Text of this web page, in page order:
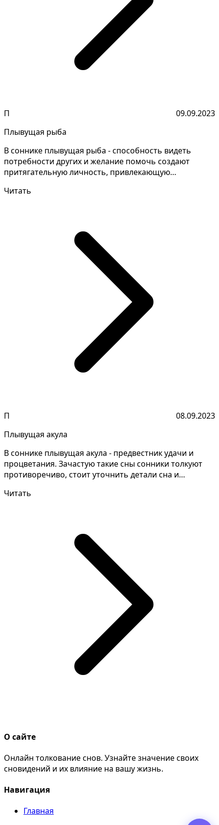
П
09.09.2023
Плывущая рыба
В соннике плывущая рыба - способность видеть
потребности других и желание помочь создают
притягательную личность, привлекающую
Читать
П
08.09.2023
Плывущая акула
В соннике плывущая акула - предвестник удачи и
процветания. Зачастую такие сны сонники толкуют
противоречиво, стоит уточнить детали сна и
Читать
О сайте
Онлайн толкование снов. Узнайте значение своих
сновидений и их влияние на вашу жизнь.
Навигация
Главная